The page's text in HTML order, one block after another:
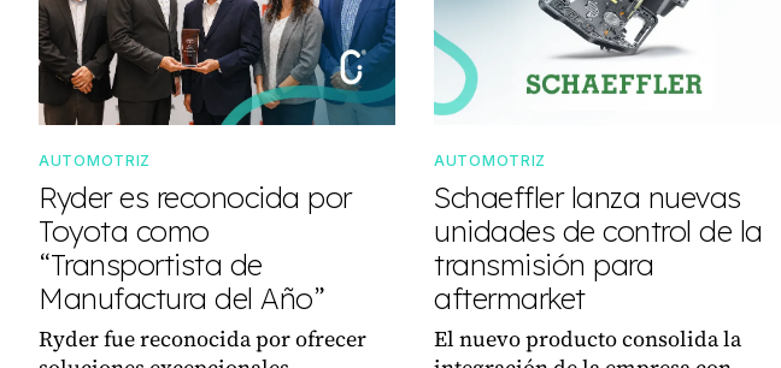
AUTOMOTRIZ
Ryder es reconocida por
Toyota como
“Transportista de
Manufactura del Año”
Ryder fue reconocida por ofrecer
AUTOMOTRIZ
Schaeffler lanza nuevas
unidades de control de la
transmisión para
aftermarket
El nuevo producto consolida la